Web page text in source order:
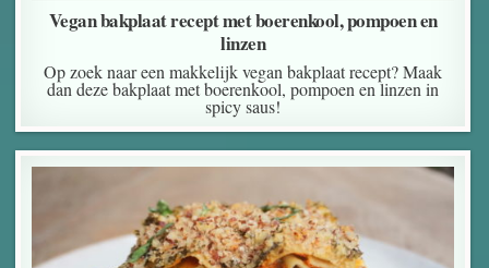
Vegan bakplaat recept met boerenkool, pompoen en
linzen
Op zoek naar een makkelijk vegan bakplaat recept? Maak
dan deze bakplaat met boerenkool, pompoen en linzen in
spicy saus!